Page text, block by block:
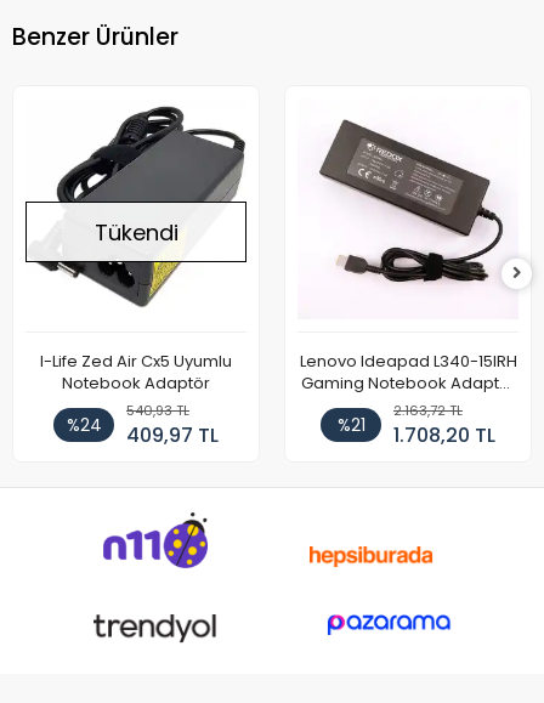
Benzer Ürünler
Tükendi
I-Life Zed Air Cx5 Uyumlu
Notebook Adaptör
%24
540,93 TL
409,97 TL
Lenovo Ideapad L340-15IRH
Gaming Notebook Adaptör
Cihazı Şarj Aleti (150W)
%21
2.163,72 TL
1.708,20 TL